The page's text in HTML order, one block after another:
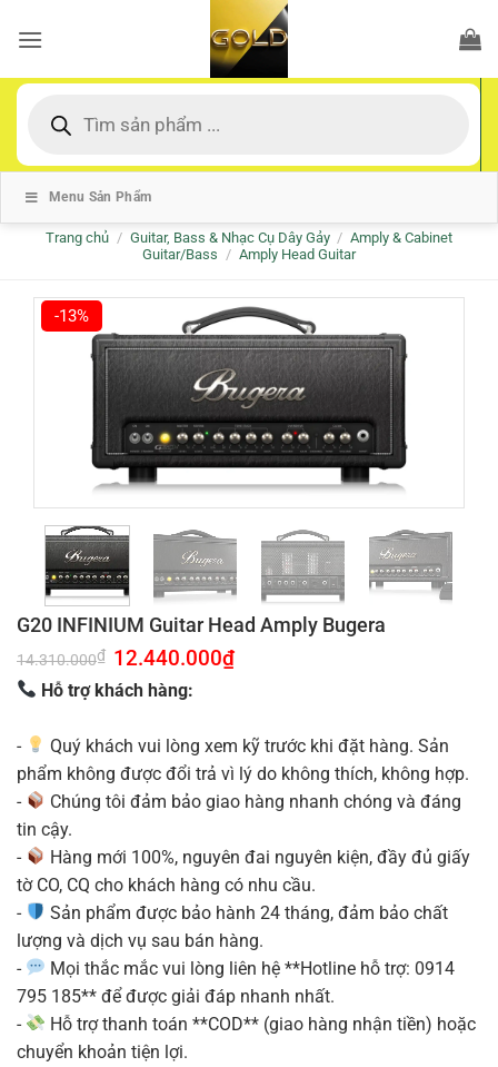
qua
dung
kiếm
Menu Sản Phẩm
Trang chủ / Guitar, Bass & Nhạc Cụ Dây Gảy / Amply & Cabinet
Guitar/Bass / Amply Head Guitar
-13%
G20 INFINIUM Guitar Head Amply Bugera
14.310.000₫ Giá
gốc
là:
14.310.000₫.
12.440.000₫Giá
Hỗ trợ khách hàng:
-
Quý khách vui lòng xem kỹ trước khi đặt hàng. Sản
phẩm không được đổi trả vì lý do không thích, không hợp.
-
Chúng tôi đảm bảo giao hàng nhanh chóng và đáng
tin cậy.
-
Hàng mới 100%, nguyên đai nguyên kiện, đầy đủ giấy
tờ CO, CQ cho khách hàng có nhu cầu.
-
Sản phẩm được bảo hành 24 tháng, đảm bảo chất
lượng và dịch vụ sau bán hàng.
-
Mọi thắc mắc vui lòng liên hệ **Hotline hỗ trợ: 0914
795 185** để được giải đáp nhanh nhất.
-
Hỗ trợ thanh toán **COD** (giao hàng nhận tiền) hoặc
chuyển khoản tiện lợi.